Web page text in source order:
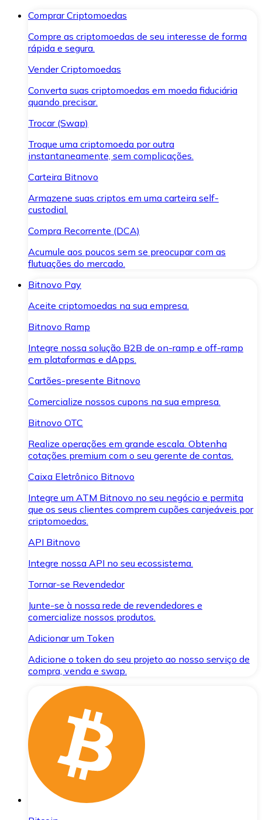
Comprar Criptomoedas
Compre as criptomoedas de seu interesse de forma
rápida e segura.
Vender Criptomoedas
Converta suas criptomoedas em moeda fiduciária
quando precisar.
Trocar (Swap)
Troque uma criptomoeda por outra
instantaneamente, sem complicações.
Carteira Bitnovo
Armazene suas criptos em uma carteira self-
custodial.
Compra Recorrente (DCA)
Acumule aos poucos sem se preocupar com as
flutuações do mercado.
Bitnovo Pay
Aceite criptomoedas na sua empresa.
Bitnovo Ramp
Integre nossa solução B2B de on-ramp e off-ramp
em plataformas e dApps.
Cartões-presente Bitnovo
Comercialize nossos cupons na sua empresa.
Bitnovo OTC
Realize operações em grande escala. Obtenha
cotações premium com o seu gerente de contas.
Caixa Eletrônico Bitnovo
Integre um ATM Bitnovo no seu negócio e permita
que os seus clientes comprem cupões canjeáveis por
criptomoedas.
API Bitnovo
Integre nossa API no seu ecossistema.
Tornar-se Revendedor
Junte-se à nossa rede de revendedores e
comercialize nossos produtos.
Adicionar um Token
Adicione o token do seu projeto ao nosso serviço de
compra, venda e swap.